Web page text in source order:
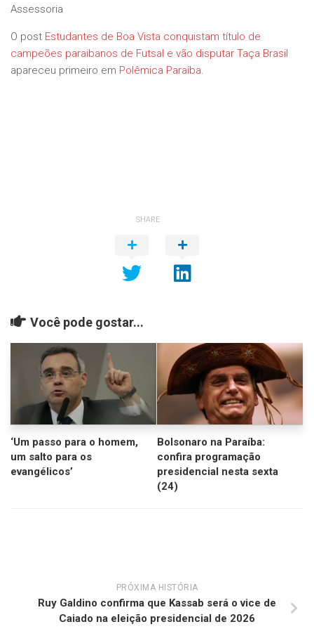
Assessoria
O post Estudantes de Boa Vista conquistam título de
campeões paraibanos de Futsal e vão disputar Taça Brasil
apareceu primeiro em Polêmica Paraíba
SHARE
Você pode gostar...
‘Um passo para o homem,
um salto para os
evangélicos’
Bolsonaro na Paraíba:
confira programação
presidencial nesta sexta
(24)
PRÓXIMA HISTÓRIA
Ruy Galdino confirma que Kassab será o vice de
Caiado na eleição presidencial de 2026